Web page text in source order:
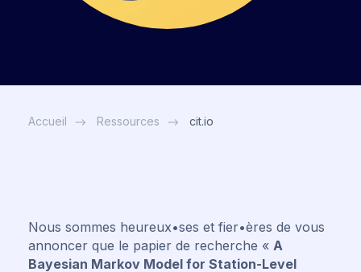
Accueil Ressources cit.io
Nous sommes heureux•ses et fier•ères de vous
annoncer que le papier de recherche « A
Bayesian Markov Model for Station-Level